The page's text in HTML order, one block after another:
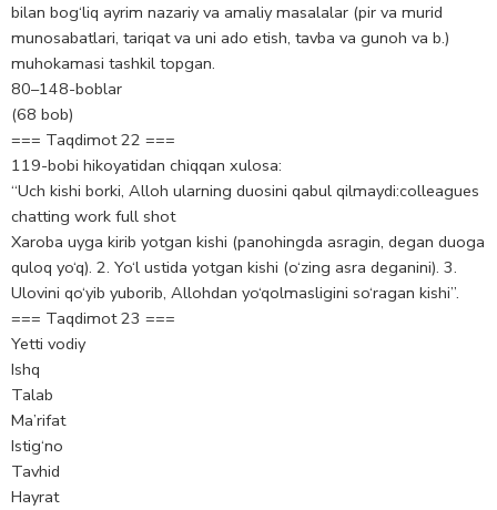
bilan bog‘liq ayrim nazariy va amaliy masalalar (pir va murid
munosabatlari, tariqat va uni ado etish, tavba va gunoh va b.)
muhokamasi tashkil topgan.
80–148-boblar
(68 bob)
=== Taqdimot 22 ===
119-bobi hikoyatidan chiqqan xulosa:
“Uch kishi borki, Alloh ularning duosini qabul qilmaydi:colleagues
chatting work full shot
Xaroba uyga kirib yotgan kishi (panohingda asragin, degan duoga
quloq yo‘q). 2. Yo‘l ustida yotgan kishi (o‘zing asra deganini). 3.
Ulovini qo‘yib yuborib, Allohdan yo‘qolmasligini so‘ragan kishi”.
=== Taqdimot 23 ===
Yetti vodiy
Ishq
Talab
Ma’rifat
Istig‘no
Tavhid
Hayrat